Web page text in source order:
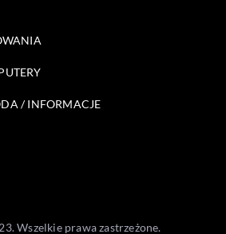
/ INFORMACJE
Wszelkie prawa zastrzeżone.